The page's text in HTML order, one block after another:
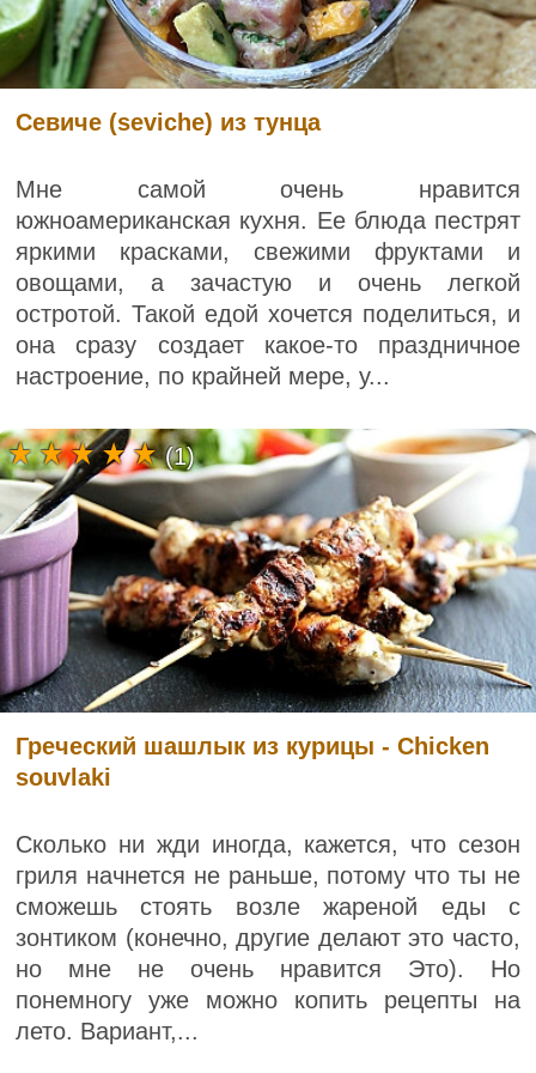
Севиче (seviche) из тунца
Мне самой очень нравится
южноамериканская кухня. Ее блюда пестрят
яркими красками, свежими фруктами и
овощами, а зачастую и очень легкой
остротой. Такой едой хочется поделиться, и
она сразу создает какое-то праздничное
настроение, по крайней мере, у...
Греческий шашлык из курицы - Chicken
souvlaki
Сколько ни жди иногда, кажется, что сезон
гриля начнется не раньше, потому что ты не
сможешь стоять возле жареной еды с
зонтиком (конечно, другие делают это часто,
но мне не очень нравится Это). Но
понемногу уже можно копить рецепты на
лето. Вариант,...
(1)